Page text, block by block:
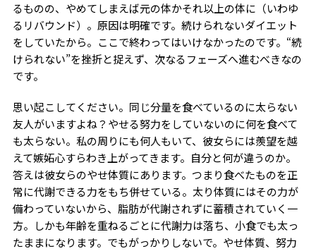
るものの、やめてしまえば元の体かそれ以上の体に（いわゆ
るリバウンド）。原因は明確です。続けられないダイエット
をしていたから。ここで終わってはいけなかったのです。“続
けられない”を挫折と捉えず、次なるフェーズへ進むべきなの
です。
思い起こしてください。同じ分量を食べているのに太らない
友人がいますよね？やせる努力をしていないのに何を食べて
も太らない。私の周りにも何人もいて、彼女らには羨望を越
えて嫉妬心すらわき上がってきます。自分と何が違うのか。
答えは彼女らのやせ体質にあります。つまり食べたものを正
常に代謝できる力をもち併せている。太り体質にはその力が
備わっていないから、脂肪が代謝されずに蓄積されていく一
方。しかも年齢を重ねるごとに代謝力は落ち、小食でも太っ
たままになります。でもがっかりしないで。やせ体質、努力